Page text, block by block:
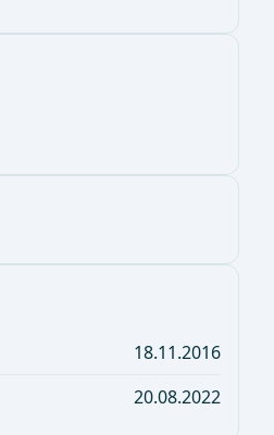
18.11.2016
20.08.2022